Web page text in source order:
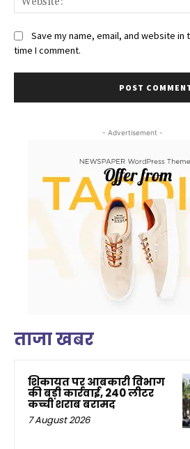
Save my name, email, and website
time I comment.
- Advertisement -
ताजा खबर
शिकायत पर आबकारी विभाग
की बड़ी कार्रवाई, 240 लीटर
कच्ची शराब बरामद
7 August 2026